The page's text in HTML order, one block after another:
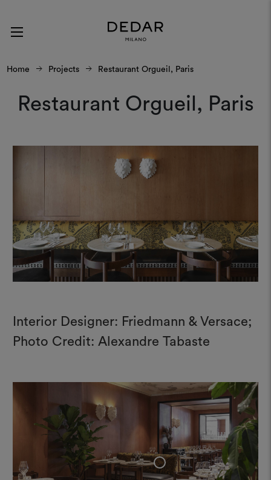
Home Projects Restaurant Orgueil, Paris
Restaurant Orgueil, Paris
Interior Designer: Friedmann & Versace;
Photo Credit: Alexandre Tabaste
+